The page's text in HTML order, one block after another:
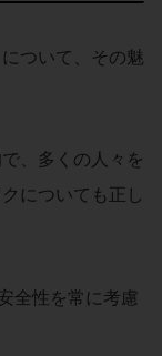
ついて、その魅
、多くの人々を
についても正し
全性を常に考慮